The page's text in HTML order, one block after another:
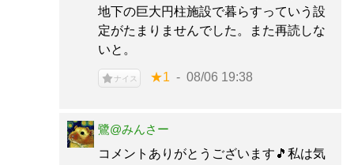
地下の巨大円柱施設で暮らすっていう設
定がたまりませんでした。また再読しな
いと。
ナイス ★1 08/06 19:38
鷺@みんさー
コメントありがとうございます🎵私は気